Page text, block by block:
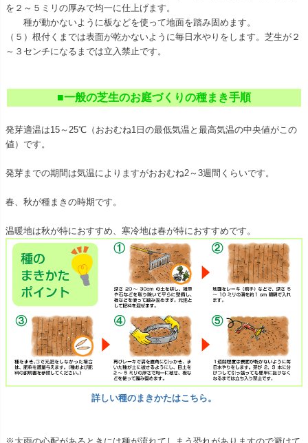
を２～５ミリの厚みで均一に仕上げます。
種が動かないように板などを使って地面を踏み固めます。
（５）根付くまでは表面が乾かないように毎日水やりをします。芝生が２
～３センチになるまでは立入禁止です。
■一般の芝生のお庭づくりの種まき手順
発芽適温は15～25℃（おおむね1日の最低気温と最高気温の中央値がこの
値）です。
発芽までの期間は気温によりますがおおむね2～3週間くらいです。
春、秋が種まきの時期です。
温暖地は秋が特におすすめ、寒冷地は春が特におすすめです。
詳しい種のまきかたはこちら。